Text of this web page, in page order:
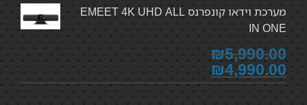
מערכת וידאו קונפרנס EMEET 4K UHD ALL
IN ONE
₪5,990.00
₪4,990.00